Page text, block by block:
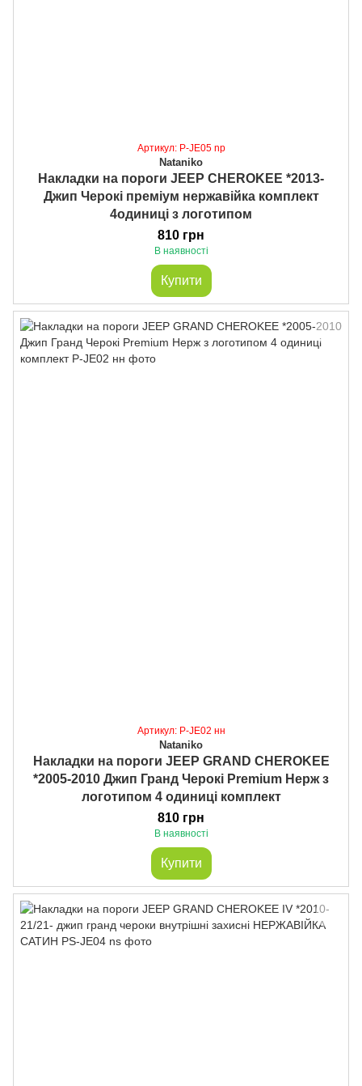
Артикул: P-JE05 np
Nataniko
Накладки на пороги JEEP CHEROKEE *2013-
Джип Черокі преміум нержавійка комплект
4одиниці з логотипом
810 грн
В наявності
Купити
Артикул: P-JE02 нн
Nataniko
Накладки на пороги JEEP GRAND CHEROKEE
*2005-2010 Джип Гранд Черокі Premium Нерж з
логотипом 4 одиниці комплект
810 грн
В наявності
Купити